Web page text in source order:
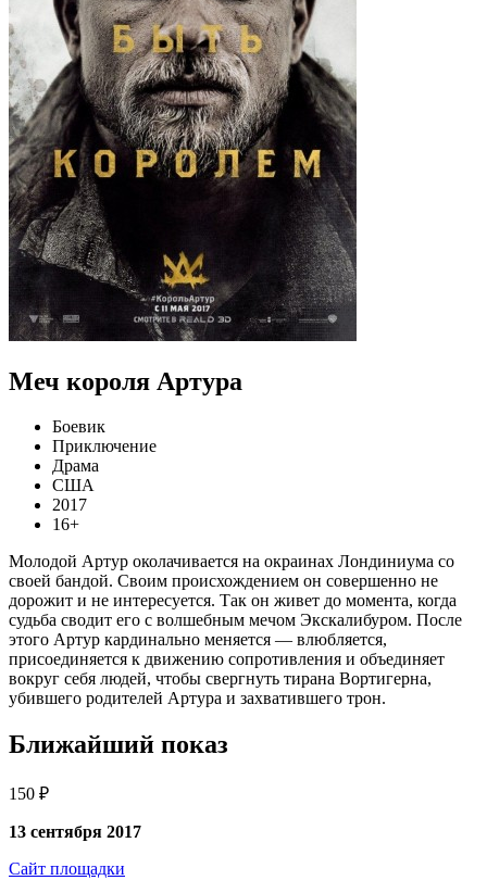
Меч короля Артура
Боевик
Приключение
Драма
США
2017
16+
Молодой Артур околачивается на окраинах Лондиниума со
своей бандой. Своим происхождением он совершенно не
дорожит и не интересуется. Так он живет до момента, когда
судьба сводит его с волшебным мечом Экскалибуром. После
этого Артур кардинально меняется — влюбляется,
присоединяется к движению сопротивления и объединяет
вокруг себя людей, чтобы свергнуть тирана Вортигерна,
убившего родителей Артура и захватившего трон.
Ближайший показ
150 ₽
13 сентября 2017
Сайт площадки